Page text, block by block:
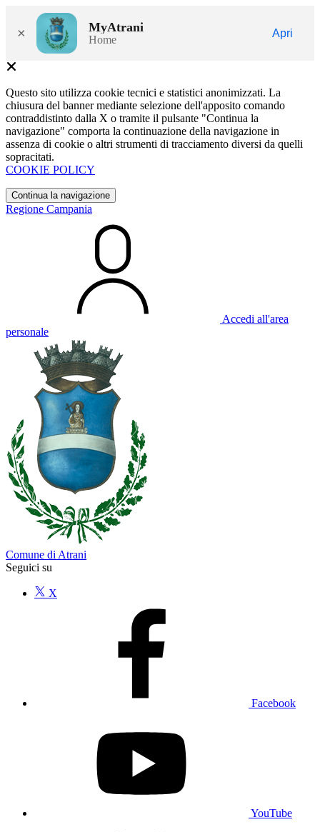
× MyAtrani
Home
Apri
Questo sito utilizza cookie tecnici e statistici anonimizzati. La
chiusura del banner mediante selezione dell'apposito comando
contraddistinto dalla X o tramite il pulsante "Continua la
navigazione" comporta la continuazione della navigazione in
assenza di cookie o altri strumenti di tracciamento diversi da quelli
sopracitati.
COOKIE POLICY
Continua la navigazione
Regione Campania
Accedi all'area
personale
Comune di Atrani
Seguici su
X
Facebook
YouTube